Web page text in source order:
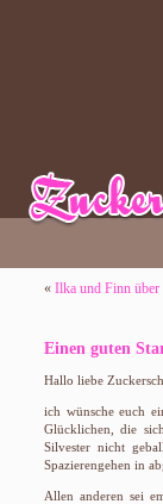
« Ilka und Finn über
Einen guten
Hallo liebe
ich wünsche euch
Glücklichen, die
Silvester nicht
Spazierengehen in
Allen anderen sei